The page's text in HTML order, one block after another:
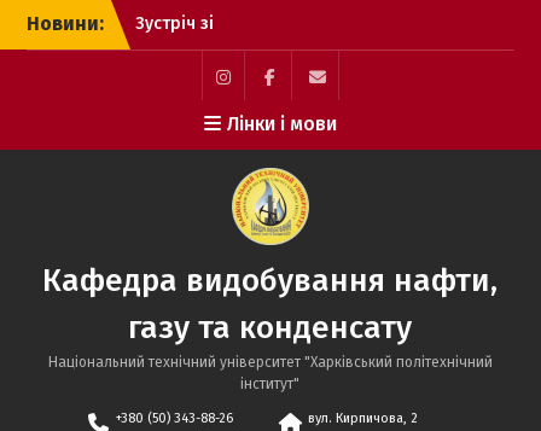
Перейти
Новини:
Зустріч зі
«Укрнафта»
нафтогазова
НКЦ «Колтюбінг. ГРП.
Бурові сервіси. Геологія
та геофізика»
Переможці І туру
Всеукраїнського
конкурсу студентських
наукових робіт
InstagramFacebookProfs.VNGK@khpi.edu.ua
Лінки і мови
Кафедра видобування нафти,
газу та конденсату
Національний технічний університет "Харківський полiтехнiчний
інститут"
+380 (50) 343-88-26
вул. Кирпичова, 2